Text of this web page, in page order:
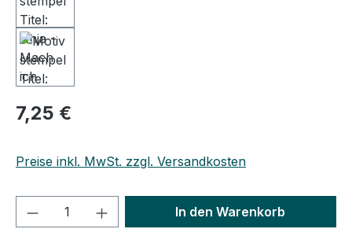
7,25 €
Preise inkl. MwSt. zzgl. Versandkosten
Produkt Anzahl: Gib denIn den Warenkorb